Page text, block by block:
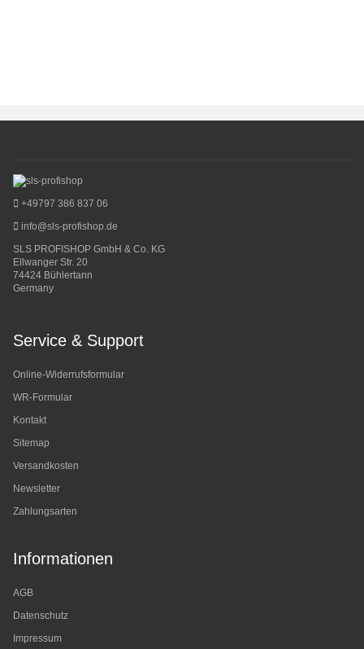
+49797 386 837 06
info@sls-profishop.de
SLS PROFISHOP GmbH & Co. KG
Ellwanger Str. 20
74424 Bühlertann
Germany
Service & Support
Online-Widerrufsformular
WR-Formular
Kontakt
Sitemap
Versandkosten
Newsletter
Zahlungsarten
Informationen
AGB
Datenschutz
Impressum